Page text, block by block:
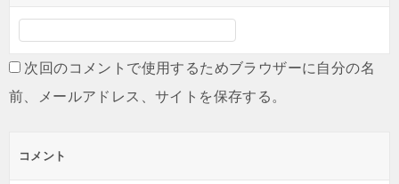
次回のコメントで使用するためブラウザーに自分の名
前、メールアドレス、サイトを保存する。
コメント